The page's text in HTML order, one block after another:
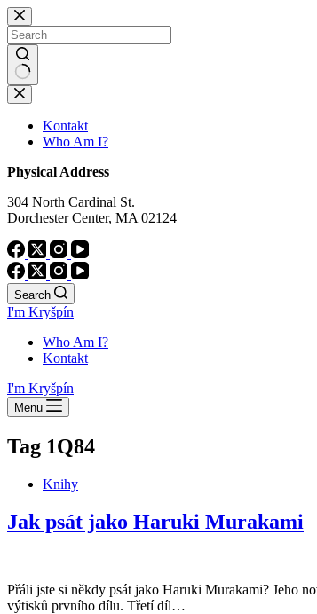
Skip
to
content
No
results
Kontakt
Who Am I?
Physical Address
304 North Cardinal St.
Dorchester Center, MA 02124
Search
I'm Kryšpín
Who Am I?
Kontakt
I'm Kryšpín
Menu
Tag 1Q84
Knihy
Jak psát jako Haruki Murakami
Přáli jste si někdy psát jako Haruki Murakami? Jeho
výtisků prvního dílu. Třetí díl…